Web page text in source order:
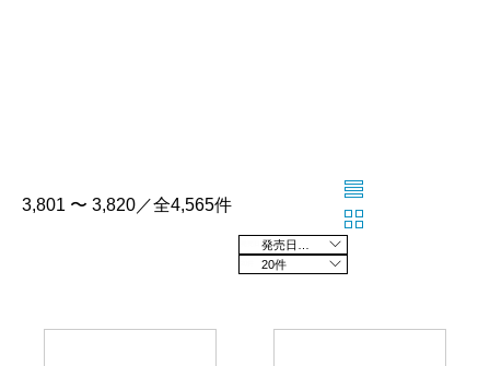
3,801 〜 3,820／全4,565件
20件